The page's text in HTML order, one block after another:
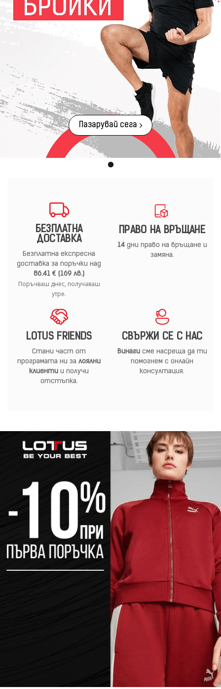
Пазарувай сега
БЕЗПЛАТНА
ДОСТАВКА
Безплатна експресна
доставка за поръчки над
86.41 € (169 лв.)
Поръчваш днес, получаваш
утре.
ПРАВО НА ВРЪЩАНЕ
14дни право на връщане и
замяна.
LOTUS FRIENDS
Стани част от
програмата ни за лоялни
клиенти и получи
отстъпка.
СВЪРЖИ СЕ С НАС
Винагисме насреща да ти
помогнем с онлайн
консултация.